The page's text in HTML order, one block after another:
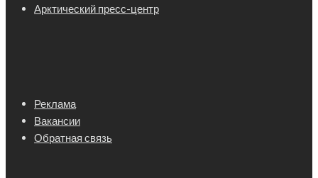
Арктический пресс-центр
Реклама
Вакансии
Обратная связь